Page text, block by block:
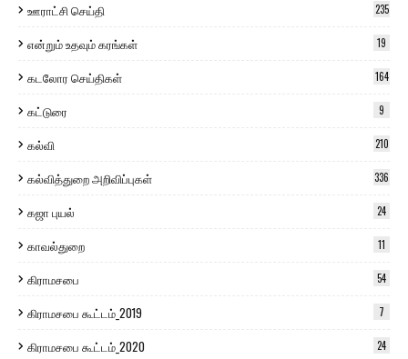
ஊராட்சி செய்தி 235
என்றும் உதவும் கரங்கள் 19
கடலோர செய்திகள் 164
கட்டுரை 9
கல்வி 210
கல்வித்துறை அறிவிப்புகள் 336
கஜா புயல் 24
காவல்துறை 11
கிராமசபை 54
கிராமசபை கூட்டம்_2019 7
கிராமசபை கூட்டம்_2020 24